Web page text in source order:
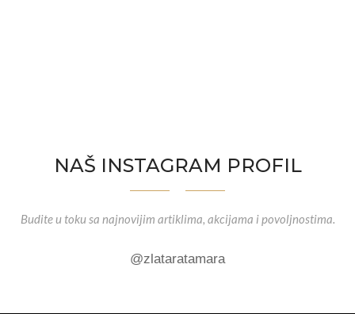
NAŠ INSTAGRAM PROFIL
Budite u toku sa najnovijim artiklima, akcijama i povoljnostima.
@zlataratamara